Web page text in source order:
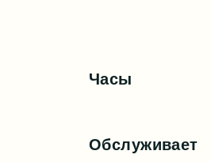
Часы
Обслуживает